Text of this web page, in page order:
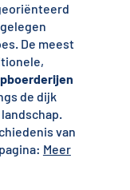
De meest
de dijk
van
Meer